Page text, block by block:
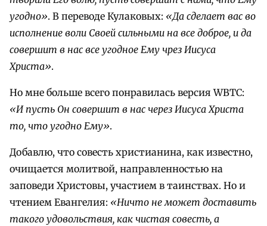
угодно». В переводе Кулаковых: «Да сделает вас во
исполнение воли Своей сильными на все доброе, и да
совершит в нас все угодное Ему чрез Иисуса
Христа».
Но мне больше всего понравилась версия WBTC:
«И пусть Он совершит в нас через Иисуса Христа
то, что угодно Ему».
Добавлю, что совесть христианина, как известно,
очищается молитвой, направленностью на
заповеди Христовы, участием в таинствах. Но и
чтением Евангелия: «Ничто не может доставить
такого удовольствия, как чистая совесть, а